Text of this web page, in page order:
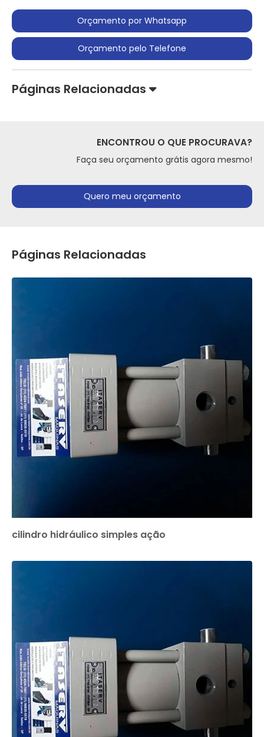
Orçamento por Whatsapp
Orçamento pelo Telefone
Páginas Relacionadas
ENCONTROU O QUE PROCURAVA?
Faça seu orçamento grátis agora mesmo!
Quero meu orçamento
Páginas Relacionadas
cilindro hidráulico simples ação